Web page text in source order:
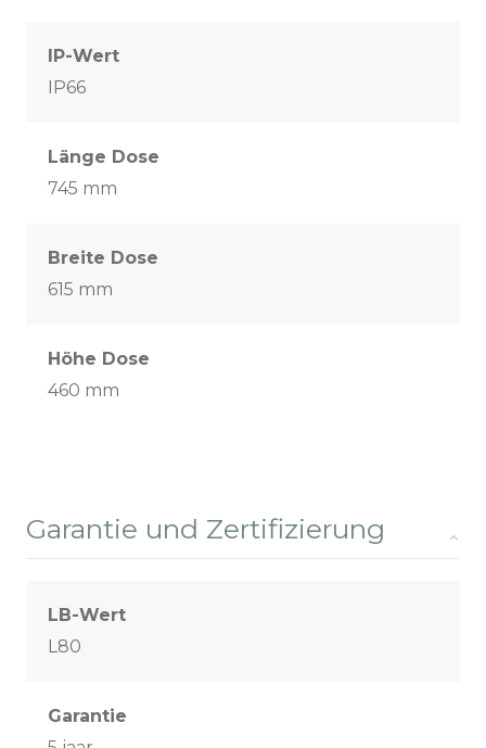
IP-Wert
IP66
Länge Dose
745 mm
Breite Dose
615 mm
Höhe Dose
460 mm
Garantie und Zertifizierung
LB-Wert
L80
Garantie